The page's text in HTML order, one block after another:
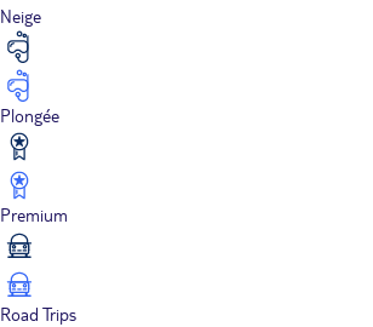
Neige
Plongée
Premium
Road Trips